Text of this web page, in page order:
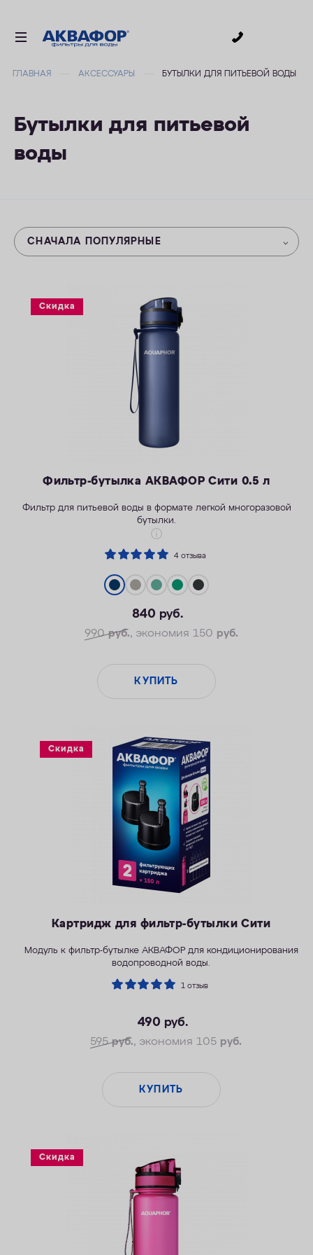
ДЛЯ ВАННОЙ
В КОТТЕДЖ
УСЛУГИ
ГЛАВНАЯ АКСЕССУАРЫ БУТЫЛКИ ДЛЯ ПИТЬЕВОЙ ВОДЫ
Бутылки для питьевой
воды
СНАЧАЛА ПОПУЛЯРНЫЕ
Скидка
Фильтр-бутылка АКВАФОР Сити 0.5 л
Фильтр для питьевой воды в формате легкой многоразовой
бутылки.
Легкость активной жизни
Безопасные материалы
4 отзыва
840 руб.
990руб., экономия 150 руб.
КУПИТЬ
Скидка
Картридж для фильтр-бутылки Сити
Модуль к фильтр-бутылке АКВАФОР для кондиционирования
водопроводной воды.
1 отзыв
490 руб.
595руб., экономия 105 руб.
КУПИТЬ
Скидка